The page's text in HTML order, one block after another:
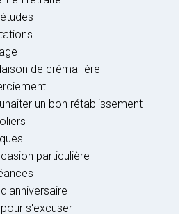
de crémaillère
un bon rétablissement
particulière
s'excuser